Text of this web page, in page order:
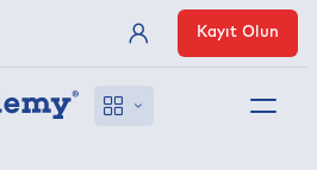
Üye Girişi
Kayıt Olun